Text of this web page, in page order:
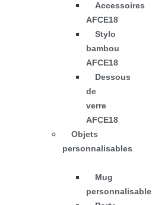
Accessoires
AFCE18
Stylo
bambou
AFCE18
Dessous
de
verre
AFCE18
Objets
personnalisables
Mug
personnalisable